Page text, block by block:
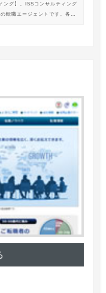
ング】。ISSコンサルティング
転職エージェントです。各業